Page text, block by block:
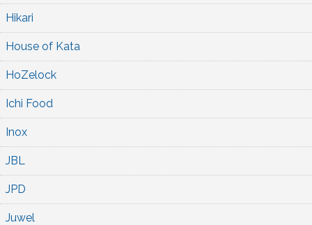
Hikari
House of Kata
HoZelock
Ichi Food
Inox
JBL
JPD
Juwel